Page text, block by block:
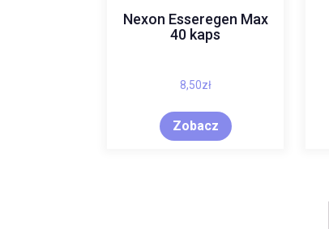
Nexon Esseregen Max
40 kaps
8,50zł
Zobacz